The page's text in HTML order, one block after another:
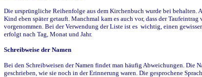
Die ursprüngliche Reihenfolge aus dem Kirchenbuch wurde bei behalten.
Kind eben später getauft. Manchmal kam es auch vor, dass der
vorgenommen. Bei der Verwendung der Liste ist es wichtig, einen
erfolgt nach Tag, Monat und Jahr.
Schreibweise der Namen
Bei den Schreibweisen der Namen findet man häufig Abweichungen. Die
geschrieben, wie sie noch in der Erinnerung waren. Die gesprochene